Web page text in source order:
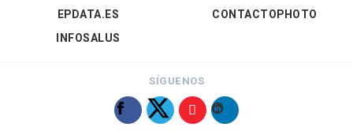
EPDATA.ES
INFOSALUS
CONTACTOPHOTO
SÍGUENOS